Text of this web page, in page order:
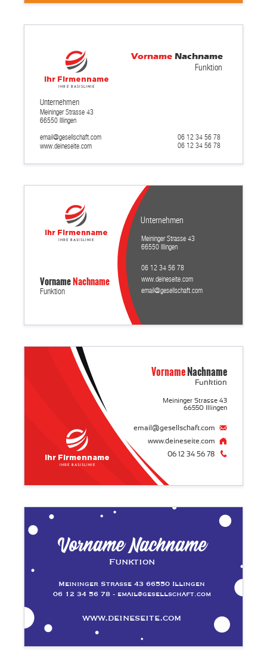
www.deineseite.com
06 12 34 56 78
06 12 34 56 78
email@gesellschaft.com
Meininger Strasse 43
66550 Illingen
Unternehmen
Funktion
VornameNachname
Ihr Firmenname
Ihre Basislinie
Funktion
VornameNachname
email@gesellschaft.com
06 12 34 56 78
www.deineseite.com
Unternehmen
Meininger Strasse 43
66550 Illingen
Ihr Firmenname
Ihre Basislinie
06 12 34 56 78
www.deineseite.com
email@gesellschaft.com
Funktion
Meininger Strasse 43
66550 Illingen
VornameNachname
Ihr Firmenname
Ihre Basislinie
www.deineseite.com
Meininger Strasse 43 66550 Illingen
06 12 34 56 78 - email@gesellschaft.com
Vorname Nachname
Funktion